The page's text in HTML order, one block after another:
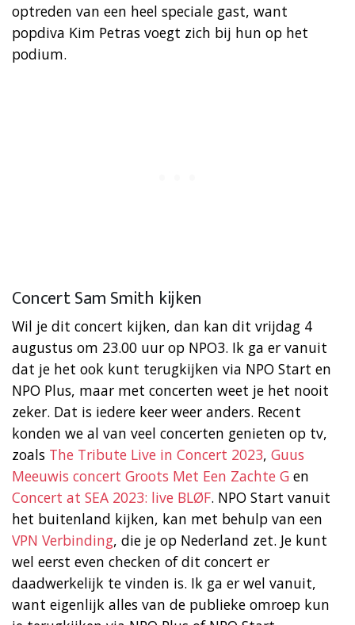
optreden van een heel speciale gast, want
popdiva Kim Petras voegt zich bij hun op het
podium.
Concert Sam Smith kijken
Wil je dit concert kijken, dan kan dit vrijdag 4
augustus om 23.00 uur op NPO3. Ik ga er vanuit
dat je het ook kunt terugkijken via NPO Start en
NPO Plus, maar met concerten weet je het nooit
zeker. Dat is iedere keer weer anders. Recent
konden we al van veel concerten genieten op tv,
zoals The Tribute Live in Concert 2023, Guus
Meeuwis concert Groots Met Een Zachte G en
Concert at SEA 2023: live BLØF. NPO Start vanuit
het buitenland kijken, kan met behulp van een
VPN Verbinding, die je op Nederland zet. Je kunt
wel eerst even checken of dit concert er
daadwerkelijk te vinden is. Ik ga er wel vanuit,
want eigenlijk alles van de publieke omroep kun